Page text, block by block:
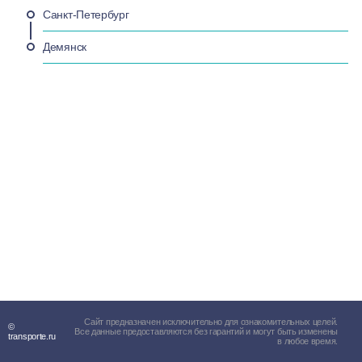
Санкт-Петербург
Демянск
©
transporte.ru
Сайт предназначен исключительно для ознакомительных целей.
Все данные предоставляются без гарантий и могут быть изменены
в любое время.